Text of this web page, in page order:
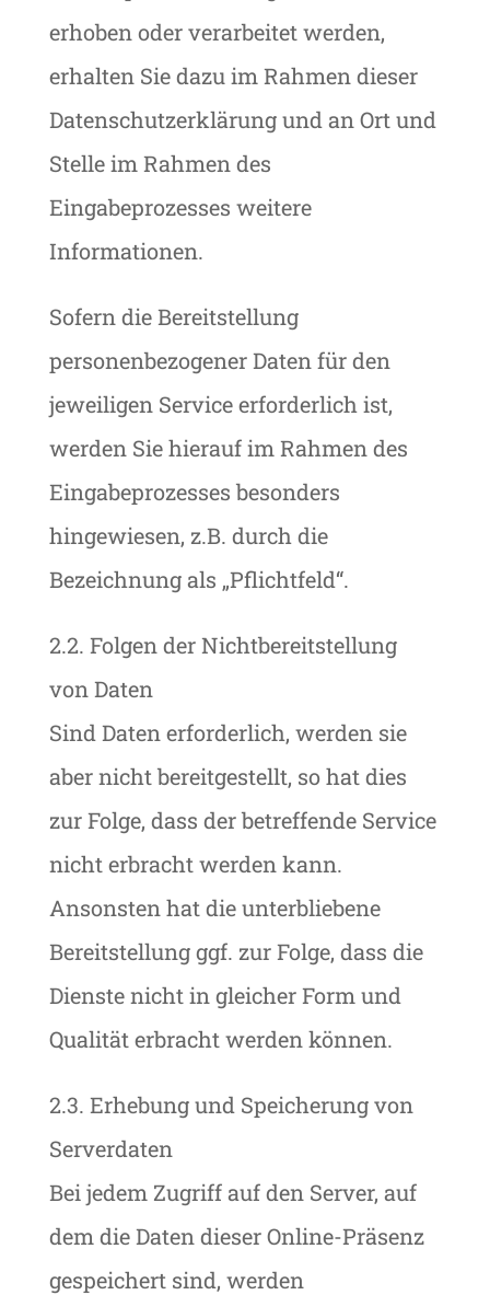
erhoben oder verarbeitet werden,
erhalten Sie dazu im Rahmen dieser
Datenschutzerklärung und an Ort und
Stelle im Rahmen des
Eingabeprozesses weitere
Informationen.
Sofern die Bereitstellung
personenbezogener Daten für den
jeweiligen Service erforderlich ist,
werden Sie hierauf im Rahmen des
Eingabeprozesses besonders
hingewiesen, z.B. durch die
Bezeichnung als „Pflichtfeld“.
2.2. Folgen der Nichtbereitstellung
von Daten
Sind Daten erforderlich, werden sie
aber nicht bereitgestellt, so hat dies
zur Folge, dass der betreffende Service
nicht erbracht werden kann.
Ansonsten hat die unterbliebene
Bereitstellung ggf. zur Folge, dass die
Dienste nicht in gleicher Form und
Qualität erbracht werden können.
2.3. Erhebung und Speicherung von
Serverdaten
Bei jedem Zugriff auf den Server, auf
dem die Daten dieser Online-Präsenz
gespeichert sind, werden